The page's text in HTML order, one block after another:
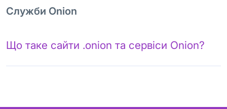
Служби Onion
Що таке сайти .onion та сервіси Onion?